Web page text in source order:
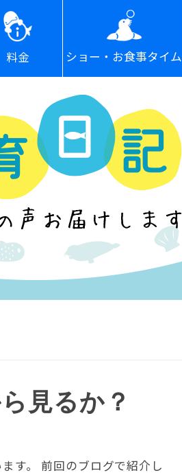
料金 ショー・お食事タイム
見るか？
す。 前回のブログで紹介し